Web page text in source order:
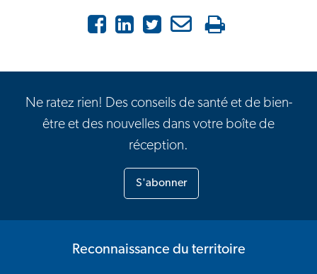
FacebookLinkedIn
X Courriel
Ne ratez rien! Des conseils de santé et de bien-
être et des nouvelles dans votre boîte de
réception.
S'abonner
Reconnaissance du territoire